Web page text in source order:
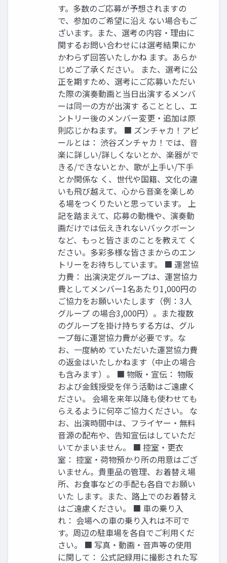
す。多数のご応募が予想されますの
で、参加のご希望に沿え ない場合もご
ざいます。また、選考の内容・理由に
関するお問い合わせには選考結果にか
かわらず回答いたしかね ます。あらか
じめご了承ください。 また、選考に公
正を期すため、選考にご応募いただい
た際の演奏動画と当日出演するメンバ
ーは同一の方が出演す ることとし、エ
ントリー後のメンバー変更・追加は原
則応じかねます。 ■ ズンチャカ！アピ
ールとは： 渋谷ズンチャカ！では、音
楽に詳しい/詳しくないとか、楽器がで
きる/できないとか、歌が上手い/下手
とか関係な く、世代や国籍、文化の違
いも飛び越えて、心から音楽を楽しめ
る場をつくりたいと思っています。 上
記を踏まえて、応募の動機や、演奏動
画だけでは伝えきれないバックボーン
など、もっと皆さまのことを教えて く
ださい。多彩多様な皆さまからのエン
トリーをお待ちしています。 ■ 運営協
力費： 出演決定グループは、運営協力
費としてメンバー1名あたり1,000円の
ご協力をお願いいたします（例：3人
グループ の場合3,000円）。また複数
のグループを掛け持ちする方は、グル
ープ毎に運営協力費が必要です。な
お、一度納め ていただいた運営協力費
の返金はいたしかねます（中止の場合
も含みます）。 ■ 物販・宣伝： 物販
および金銭授受を伴う活動はご遠慮く
ださい。 会場を来年以降も使わせても
らえるように何卒ご協力ください。 な
お、出演時間中は、フライヤー・無料
音源の配布や、告知宣伝はしていただ
いてかまいません。 ■ 控室・更衣
室： 控室・荷物預かり所の用意はござ
いません。貴重品の管理、お着替え場
所、お食事などの手配も各自でお願い
いた します。また、路上でのお着替え
はご遠慮ください。 ■ 車の乗り入
れ： 会場への車の乗り入れは不可で
す。周辺の駐車場を各自でご利用くだ
さい。 ■ 写真・動画・音声等の使用
に関して： 公式記録用に撮影された写